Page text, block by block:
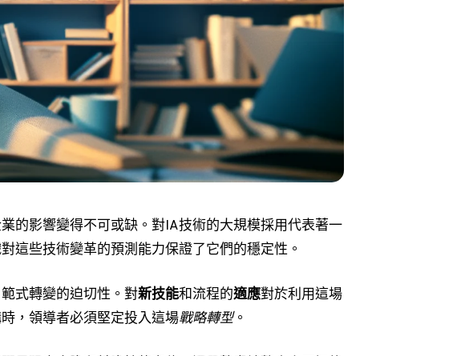
的影響變得不可或缺。對IA技術的大規模採用代表著一
這些技術變革的預測能力保證了它們的穩定性。
式轉變的迫切性。對新技能和流程的適應對於利用這場
，領導者必須堅定投入這場戰略轉型。